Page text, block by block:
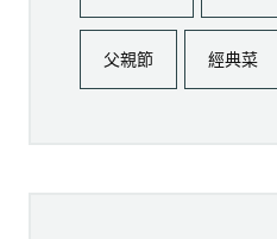
父親節 經典菜